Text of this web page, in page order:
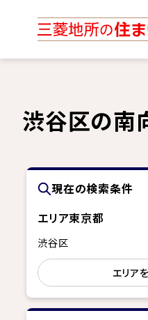
渋谷区の南
現在の検索条件
エリア東京都
渋谷区
エリア